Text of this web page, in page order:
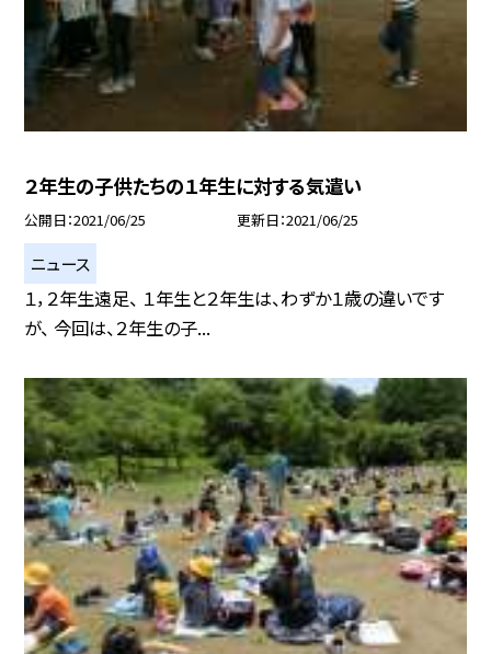
２年生の子供たちの１年生に対する気遣い
公開日 2021/06/25 更新日 2021/06/25
ニュース
１，２年生遠足、 １年生と２年生は、わずか１歳の違いです
が、 今回は、２年生の子...